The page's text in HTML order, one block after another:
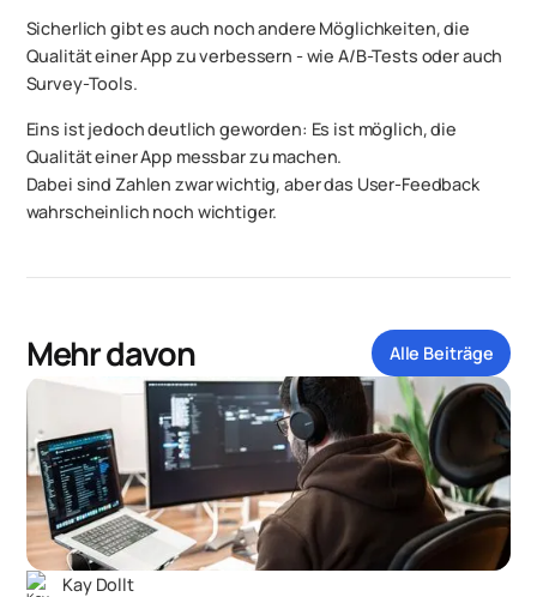
Sicherlich gibt es auch noch andere Möglichkeiten, die
Qualität einer App zu verbessern - wie A/B-Tests oder auch
Survey-Tools.
Eins ist jedoch deutlich geworden: Es ist möglich, die
Qualität einer App messbar zu machen.
Dabei sind Zahlen zwar wichtig, aber das User-Feedback
wahrscheinlich noch wichtiger.
Mehr davon Alle Beiträge
Kay Dollt